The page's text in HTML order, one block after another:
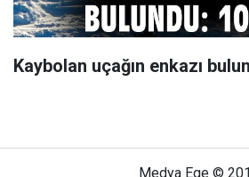
Kaybolan uçağın enkazı
Medya Ege ©